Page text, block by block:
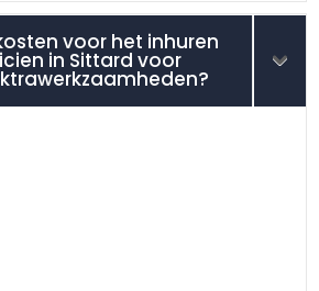
voor het inhuren
in Sittard voor